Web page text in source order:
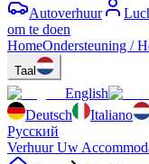
Autoverhuur
om te doen
HomeOndersteuning /
Taal
English
Deutsch
Italiano
Русский
Verhuur Uw